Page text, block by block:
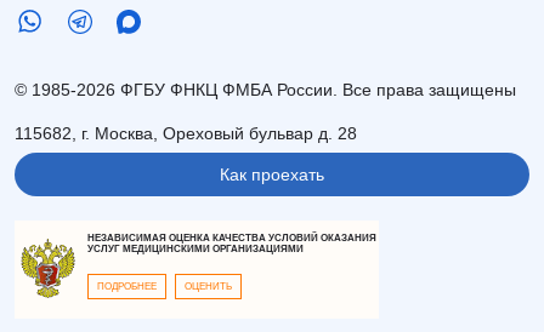
© 1985-2026 ФГБУ ФНКЦ ФМБА России. Все права защищены
115682, г. Москва, Ореховый бульвар д. 28
Как проехать
НЕЗАВИСИМАЯ ОЦЕНКА КАЧЕСТВА УСЛОВИЙ ОКАЗАНИЯ
УСЛУГ МЕДИЦИНСКИМИ ОРГАНИЗАЦИЯМИ
ПОДРОБНЕЕ ОЦЕНИТЬ